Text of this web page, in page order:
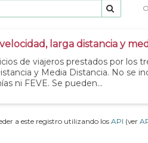
larga distancia y
de viajeros prestados por los
y Media Distancia. No se
ni FEVE. Se pueden...
a este registro utilizando losAPI (ver